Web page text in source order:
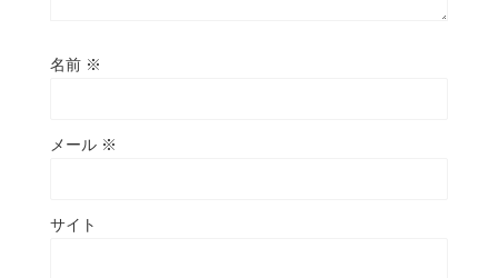
名前 ※
メール ※
サイト